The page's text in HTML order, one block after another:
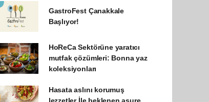
GastroFest Çanakkale
Başlıyor!
HoReCa Sektörüne yaratıcı
mutfak çözümleri: Bonna yaz
koleksiyonları
Hasata aslını korumuş